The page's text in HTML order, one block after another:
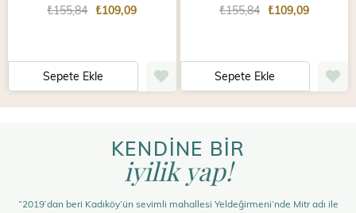
₺109,09
₺155,84
Sepete Ekle
₺109,09
₺155,84
Sepete Ekle
KENDİNE BİR
iyilik yap!
“2019’dan beri Kadıköy’ün sevimli mahallesi Yeldeğirmeni’nde Mitr adı ile